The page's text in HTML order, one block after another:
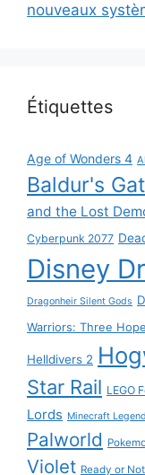
nouveaux
Étiquettes
Age of Wonders 4
Baldur's
and the Lost
Cyberpunk 2077
Disney
Dragonheir Silent Gods
Warriors: Three
Helldivers 2
Star Rail LEGO
Lords Minecraft
Palworld
Violet Ready or Not